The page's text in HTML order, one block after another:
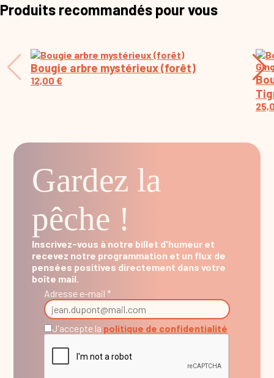
Produits recommandés pour vous
Bougie arbre mystérieux (forêt)
12,00 €
Gardez la
pêche !
Inscrivez-vous à notre billet d'humeur et
recevez notre programmation et un flux de
pensées positives directement dans votre
boîte mail.
Adresse e-mail *
J'accepte la politique de confidentialité